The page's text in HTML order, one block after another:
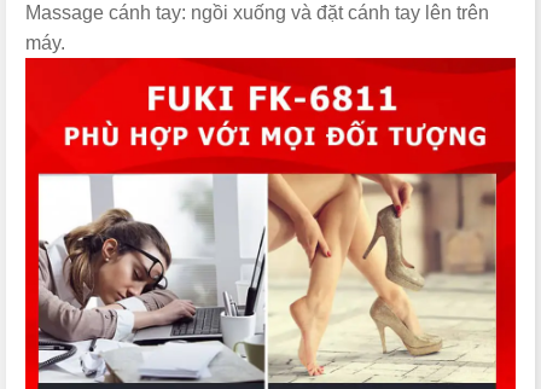
Massage cánh tay: ngồi xuống và đặt cánh tay lên trên
máy.